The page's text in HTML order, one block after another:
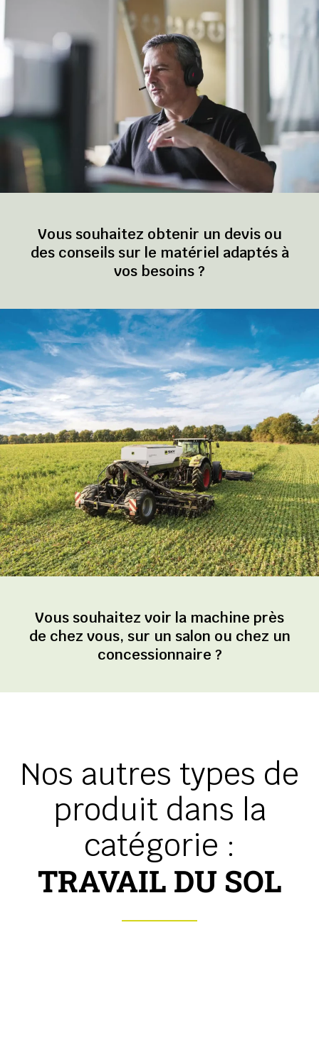
Vous souhaitez obtenir un devis ou
des conseils sur le matériel adaptés à
vos besoins ?
Vous souhaitez voir la machine près
de chez vous, sur un salon ou chez un
concessionnaire ?
Nos autres types de
produit dans la
catégorie :
TRAVAIL DU SOL